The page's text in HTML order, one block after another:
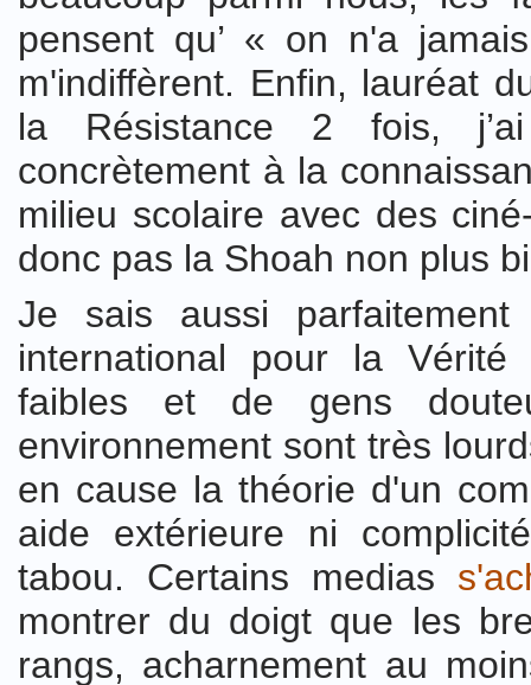
pensent qu’ « on n'a
m'indiffèrent. Enfin, lauréat
la Résistance 2 fois, j’ai
concrètement à la
milieu scolaire avec des
donc pas la Shoah non plus
Je sais aussi
international pour la Vérité
faibles et de gens
environnement sont très
en cause la théorie d'un
aide extérieure ni
tabou. Certains medias
montrer du doigt que les
rangs, acharnement au